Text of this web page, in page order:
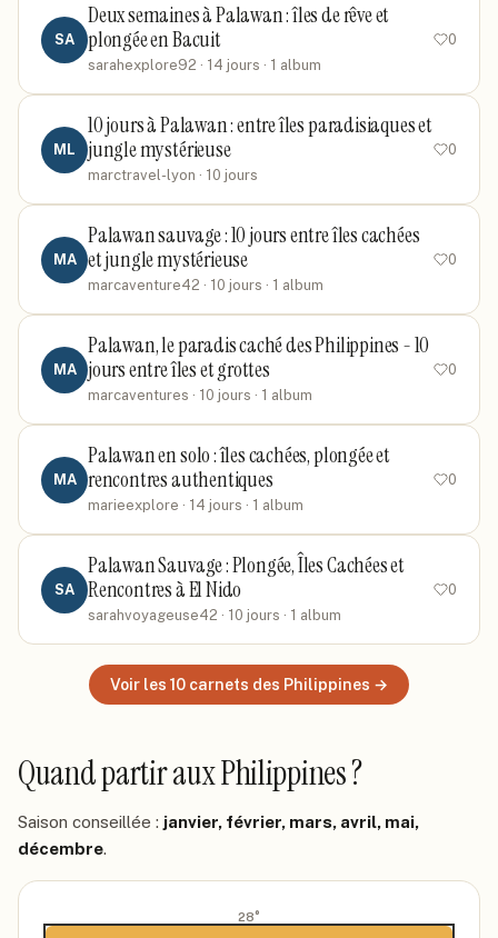
SA
Deux semaines à Palawan : îles de rêve et
plongée en Bacuit
sarahexplore92 · 14 jours · 1 album
0
ML
10 jours à Palawan : entre îles paradisiaques et
jungle mystérieuse
marctravel-lyon · 10 jours
0
MA
Palawan sauvage : 10 jours entre îles cachées
et jungle mystérieuse
marcaventure42 · 10 jours · 1 album
0
MA
Palawan, le paradis caché des Philippines - 10
jours entre îles et grottes
marcaventures · 10 jours · 1 album
0
MA
Palawan en solo : îles cachées, plongée et
rencontres authentiques
marieexplore · 14 jours · 1 album
0
SA
Palawan Sauvage : Plongée, Îles Cachées et
Rencontres à El Nido
sarahvoyageuse42 · 10 jours · 1 album
0
Voir les 10 carnets des Philippines →
Quand partiraux Philippines?
Saison conseillée : janvier, février, mars, avril, mai,
décembre.
28°